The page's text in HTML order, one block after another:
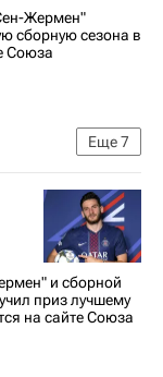
Жермен"
сборную сезона в
Союза
Еще7
и сборной
приз лучшему
на сайте Союза